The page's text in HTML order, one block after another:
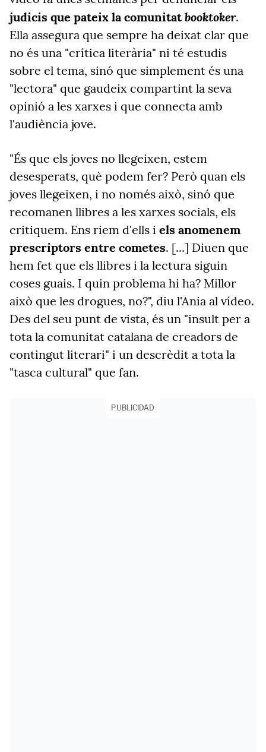
judicis que pateix la comunitatbooktoker.
Ella assegura que sempre ha deixat clar que
no és una "crítica literària" ni té estudis
sobre el tema, sinó que simplement és una
"lectora" que gaudeix compartint la seva
opinió a les xarxes i que connecta amb
l'audiència jove.
"És que els joves no llegeixen, estem
desesperats, què podem fer? Però quan els
joves llegeixen, i no només això, sinó que
recomanen llibres a les xarxes socials, els
critiquem. Ens riem d'ells i els anomenem
prescriptors entre cometes. [...] Diuen que
hem fet que els llibres i la lectura siguin
coses guais. I quin problema hi ha? Millor
això que les drogues, no?", diu l'Ania al vídeo.
Des del seu punt de vista, és un "insult per a
tota la comunitat catalana de creadors de
contingut literari" i un descrèdit a tota la
"tasca cultural" que fan.
PUBLICIDAD